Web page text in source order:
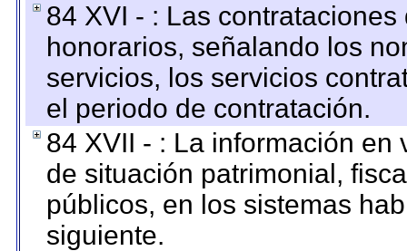
84 XVI - : Las
honorarios, señalando los
servicios, los servicios
el periodo de contratación.
84 XVII - : La información
de situación patrimonial,
públicos, en los sistemas
siguiente.